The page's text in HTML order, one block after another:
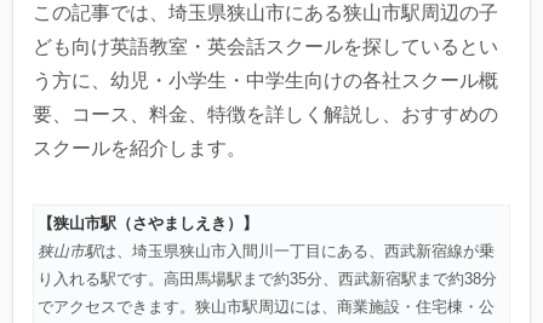
この記事では、埼玉県狭山市にある狭山市駅周辺の子
ども向け英語教室・英会話スクールを探しているとい
う方に、幼児・小学生・中学生向けの各社スクール概
要、コース、料金、特徴を詳しく解説し、おすすめの
スクールを紹介します。
【狭山市駅（さやましえき）】
狭山市駅は、埼玉県狭山市入間川一丁目にある、西武新宿線が乗
り入れる駅です。高田馬場駅まで約35分、西武新宿駅まで約38分
でアクセスできます。狭山市駅周辺には、商業施設・住宅棟・公